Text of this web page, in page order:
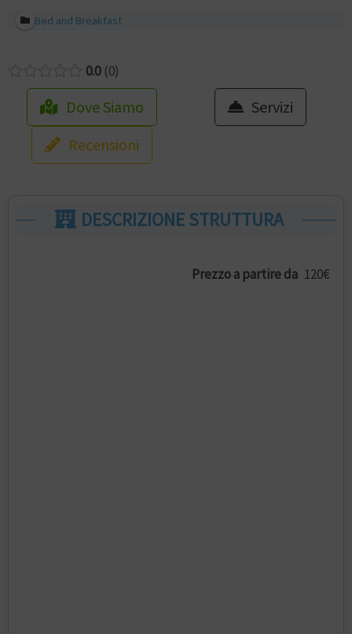
Bed and Breakfast
0.0 0
Dove Siamo
Servizi
Recensioni
DESCRIZIONE STRUTTURA
Prezzo a partire da 120€